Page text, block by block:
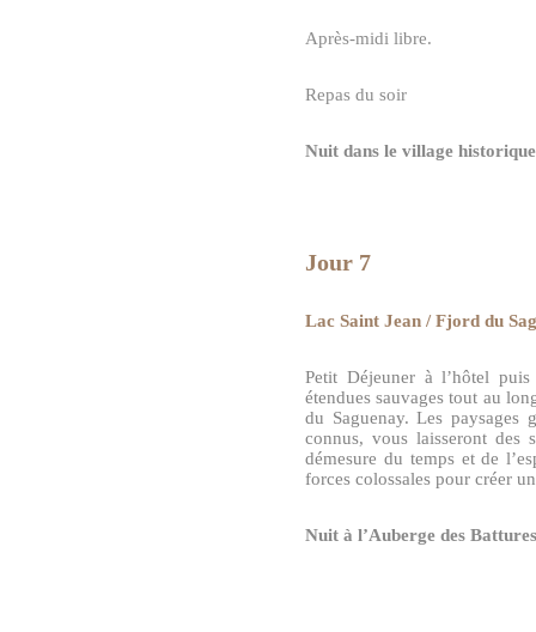
Après-midi libre.
Repas du soir
Nuit dans le village
Jour 7
Lac Saint Jean / Fjord du
Petit Déjeuner à l’hôtel
étendues sauvages tout au
du Saguenay. Les paysages
connus, vous laisseront des
démesure du temps et de
forces colossales pour créer
Nuit à l’Auberge des